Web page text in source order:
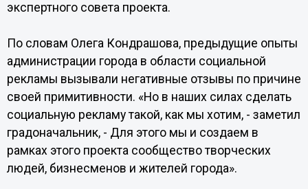
экспертного совета проекта.
По словам Олега Кондрашова, предыдущие опыты
администрации города в области социальной
рекламы вызывали негативные отзывы по причине
своей примитивности. «Но в наших силах сделать
социальную рекламу такой, как мы хотим, - заметил
градоначальник, - Для этого мы и создаем в
рамках этого проекта сообщество творческих
людей, бизнесменов и жителей города».